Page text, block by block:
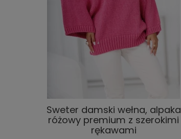
Sweter damski wełna, alpaka
różowy premium z szerokimi
rękawami